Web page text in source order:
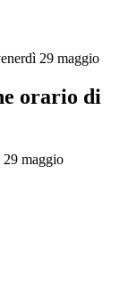
29 maggio
orario di
maggio